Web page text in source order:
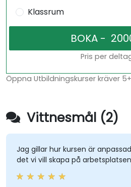
Klassrum
Pris per
Öppna Utbildningskurser kräver
Vittnesmål (2)
Jag gillar hur kursen är
det vi vill skapa på